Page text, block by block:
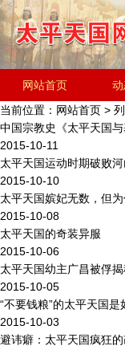
网站首页
历史文化 金田
当前位置： 网站首页 >
中国宗教史《太平天国与
2015-10-11
太平天国运动时期破败
2015-10-10
太平天国嫔妃无数，但
2015-10-08
太平天国的奇装异服
2015-10-06
太平天国幼主广昌被俘
2015-10-05
“不要钱粮”的太平天国是
2015-10-03
避讳癖：太平天国疯狂